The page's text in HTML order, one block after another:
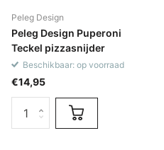
Peleg Design
Peleg Design Puperoni
Teckel pizzasnijder
Beschikbaar: op voorraad
€14,95